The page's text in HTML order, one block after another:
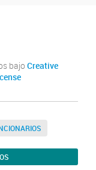
bajo Creative